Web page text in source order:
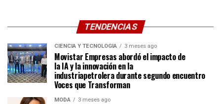
TENDENCIAS
CIENCIA Y TECNOLOGÍA 3 meses ago
Movistar Empresas abordó el impacto de
la IA y la innovación en la
industriapetrolera durante segundo encuentro
Voces que Transforman
MODA 3 meses ago